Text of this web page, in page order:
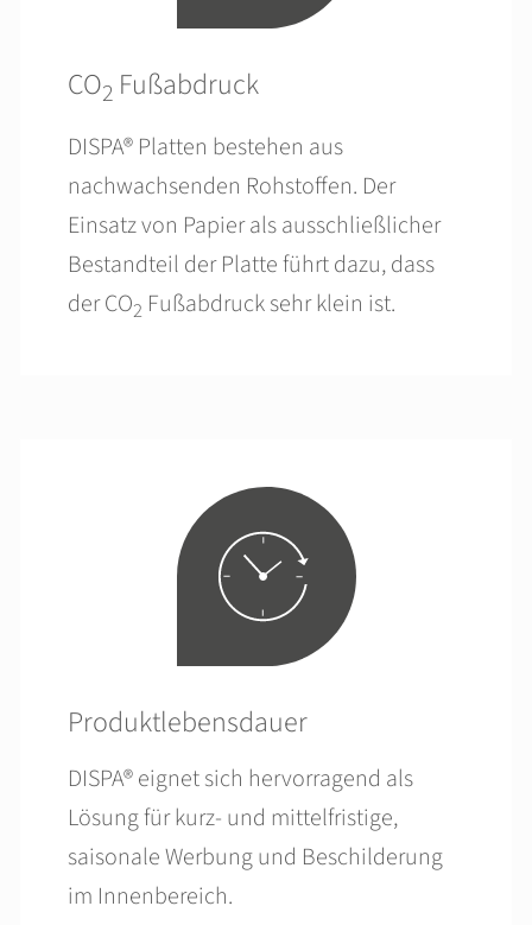
CO2 Fußabdruck
DISPA® Platten bestehen aus
nachwachsenden Rohstoffen. Der
Einsatz von Papier als ausschließlicher
Bestandteil der Platte führt dazu, dass
der CO2 Fußabdruck sehr klein ist.
Produktlebensdauer
DISPA® eignet sich hervorragend als
Lösung für kurz- und mittelfristige,
saisonale Werbung und Beschilderung
im Innenbereich.